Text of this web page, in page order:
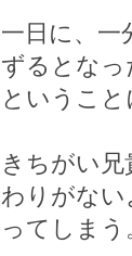
一日に、一
ずるとな
ということ
きちがい
わりがない
ってしまう